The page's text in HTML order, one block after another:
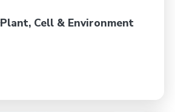
Plant, Cell & Environment